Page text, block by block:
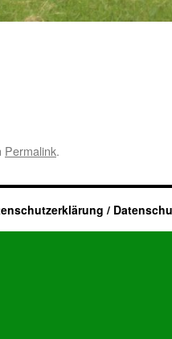
Permalink.
/